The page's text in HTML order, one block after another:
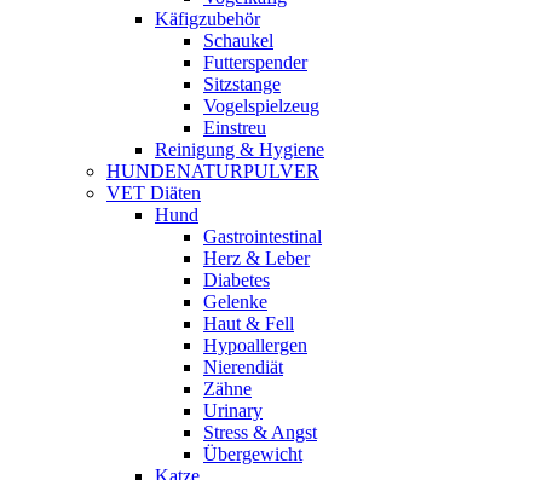
Käfigzubehör
Schaukel
Futterspender
Sitzstange
Vogelspielzeug
Einstreu
Reinigung & Hygiene
HUNDENATURPULVER
VET Diäten
Hund
Gastrointestinal
Herz & Leber
Diabetes
Gelenke
Haut & Fell
Hypoallergen
Nierendiät
Zähne
Urinary
Stress & Angst
Übergewicht
Katze